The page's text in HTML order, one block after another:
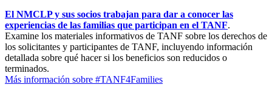
El NMCLP y sus socios trabajan para dar a conocer las
experiencias de las familias que participan en el TANF.
Examine los materiales informativos de TANF sobre los derechos de
los solicitantes y participantes de TANF, incluyendo información
detallada sobre qué hacer si los beneficios son reducidos o
terminados.
Más información sobre #TANF4Families